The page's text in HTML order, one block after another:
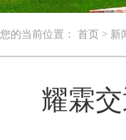
您的当前位置： 首页 > 新
耀霖